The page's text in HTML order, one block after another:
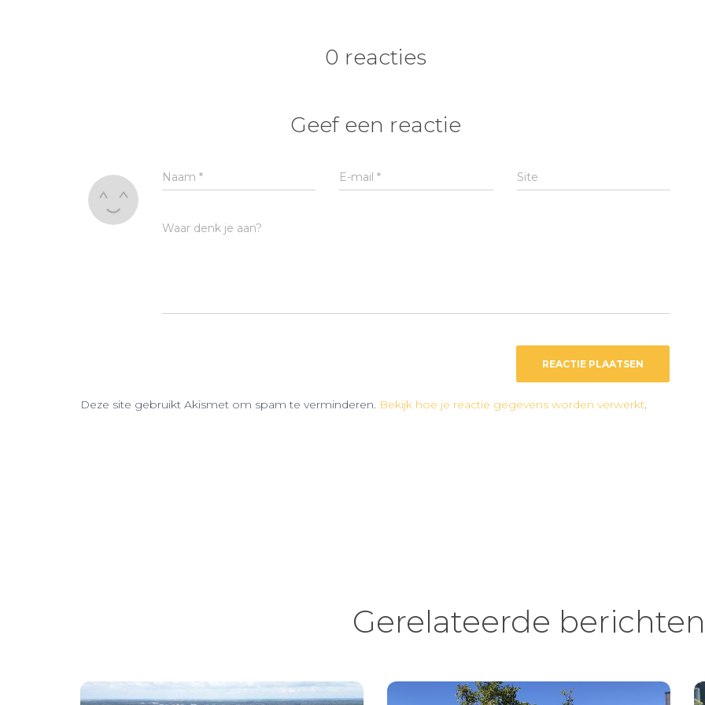
0 reacties
Geef een reactie
Naam * E-mail* Site
Waar denk je aan?
Deze site gebruikt Akismet om spam te verminderen. Bekijk hoe je reactie gegevens worden verwerkt
Gerelateerde berichten